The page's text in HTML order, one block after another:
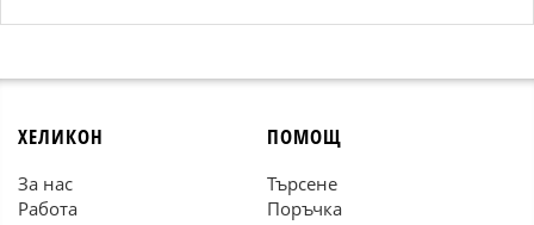
ХЕЛИКОН
За нас
Работа
ПОМОЩ
Търсене
Поръчка